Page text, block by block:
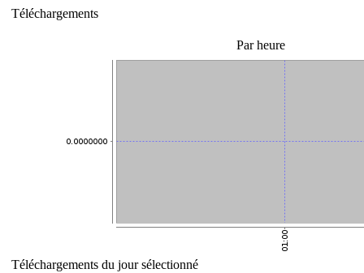
Téléchargements
Par heure
Téléchargements du jour sélectionné